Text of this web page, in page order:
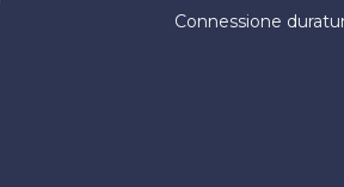
Connessione